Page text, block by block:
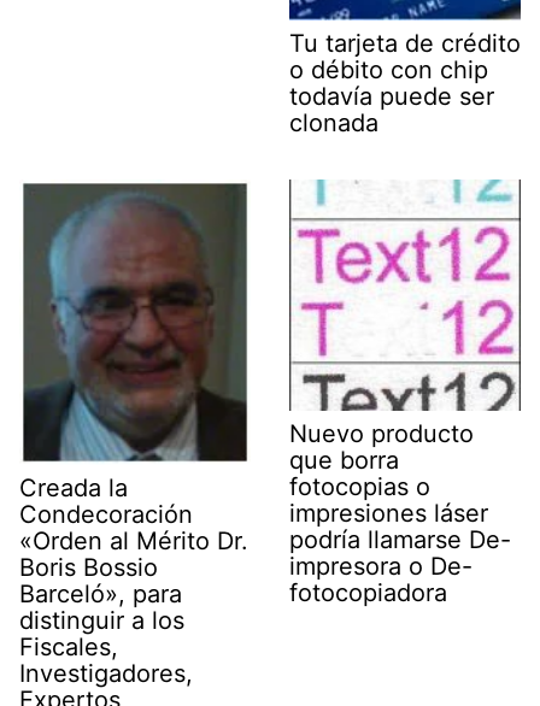
Tu tarjeta de crédito
o débito con chip
todavía puede ser
clonada
Creada la
Condecoración
«Orden al Mérito Dr.
Boris Bossio
Barceló», para
distinguir a los
Fiscales,
Investigadores,
Nuevo producto
que borra
fotocopias o
impresiones láser
podría llamarse De-
impresora o De-
fotocopiadora